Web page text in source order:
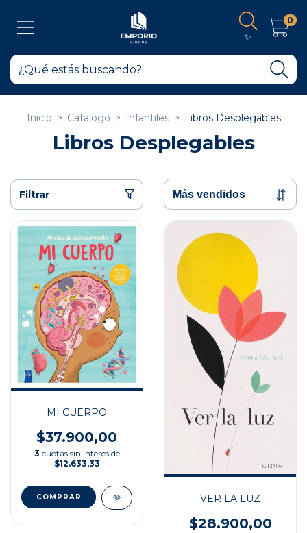
✨
0
Inicio > Catalogo > Infantiles > Libros Desplegables
Libros Desplegables
Filtrar
MI CUERPO
$37.900,00
3 cuotas sin interés de
$12.633,33
VER LA LUZ
$28.900,00